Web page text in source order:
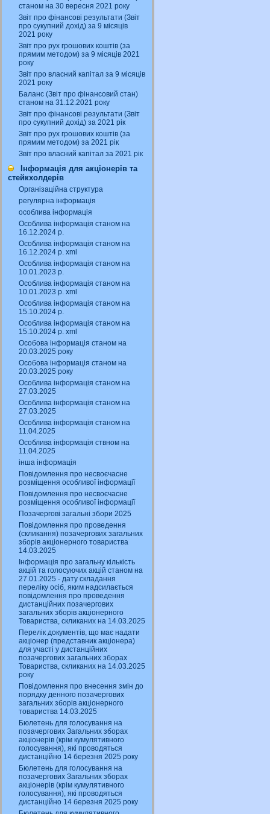
станом на 30 вересня 2021 року
Звіт про фінансові результати (Звіт
про сукупний дохід) за 9 місяців
2021 року
Звіт про рух грошових коштів (за
прямим методом) за 9 місяців 2021
року
Звіт про власний капітал за 9 місяців
2021 року
Баланс (Звіт про фінансовий стан)
станом на 31.12.2021 року
Звіт про фінансові результати (Звіт
про сукупний дохід) за 2021 рік
Звіт про рух грошових коштів (за
прямим методом) за 2021 рік
Звіт про власний капітал за 2021 рік
Інформація для акціонерів та
стейкхолдерів
Організаційна структура
регулярна інформація
особлива інформація
Особлива інформація станом на
16.12.2024 р.
Особлива інформація станом на
16.12.2024 р. xml
Особлива інформація станом на
10.01.2023 р.
Особлива інформація станом на
10.01.2023 р. xml
Особлива інформація станом на
15.10.2024 р.
Особлива інформація станом на
15.10.2024 р. xml
Особова інформація станом на
20.03.2025 року
Особова інформація станом на
20.03.2025 року
Особлива інформація станом на
27.03.2025
Особлива інформація станом на
27.03.2025
Особлива інформація станом на
11.04.2025
Особлива інформація ствном на
11.04.2025
інша інформація
Повідомлення про несвоєчасне
розміщення особливої інформації
Повідомлення про несвоєчасне
розміщення особливої інформації
Позачергові загальні збори 2025
Повідомлення про проведення
(скликання) позачергових загальних
зборів акціонерного товариства
14.03.2025
Інформація про загальну кількість
акцій та голосуючих акцій станом на
27.01.2025 - дату складання
переліку осіб, яким надсилається
повідомлення про проведення
дистанційних позачергових
загальних зборів акціонерного
Товариства, скликаних на 14.03.2025
Перелік документів, що має надати
акціонер (представник акціонера)
для участі у дистанційних
позачергових загальних зборах
Товариства, скликаних на 14.03.2025
року
Повідомлення про внесення змін до
порядку денного позачергових
загальних зборів акціонерного
товариства 14.03.2025
Бюлетень для голосування на
позачергових Загальних зборах
акціонерів (крім кумулятивного
голосування), які проводяться
дистанційно 14 березня 2025 року
Бюлетень для голосування на
позачергових Загальних зборах
акціонерів (крім кумулятивного
голосування), які проводяться
дистанційно 14 березня 2025 року